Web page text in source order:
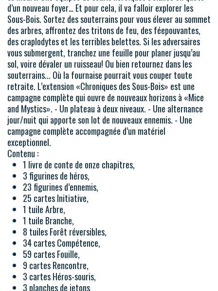
d’un nouveau foyer… Et pour cela, il va falloir explorer les
Sous-Bois. Sortez des souterrains pour vous élever au sommet
des arbres, affrontez des tritons de feu, des féepouvantes,
des craplodytes et les terribles belettes. Si les adversaires
vous submergent, tranchez une feuille pour planer jusqu’au
sol, voire dévaler un ruisseau! Ou bien retournez dans les
souterrains... Où la fournaise pourrait vous couper toute
retraite. L’extension «Chroniques des Sous-Bois» est une
campagne complète qui ouvre de nouveaux horizons à «Mice
and Mystics». - Un plateau à deux niveaux. - Une alternance
jour/nuit qui apporte son lot de nouveaux ennemis. - Une
campagne complète accompagnée d’un matériel
exceptionnel.
Contenu :
1 livre de conte de onze chapitres,
3 figurines de héros,
23 figurines d’ennemis,
25 cartes Initiative,
1 tuile Arbre,
1 tuile Branche,
8 tuiles Forêt réversibles,
34 cartes Compétence,
59 cartes Fouille,
9 cartes Rencontre,
3 cartes Héros-souris,
3 planches de jetons